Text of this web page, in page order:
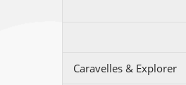
Caravelles & Explorer